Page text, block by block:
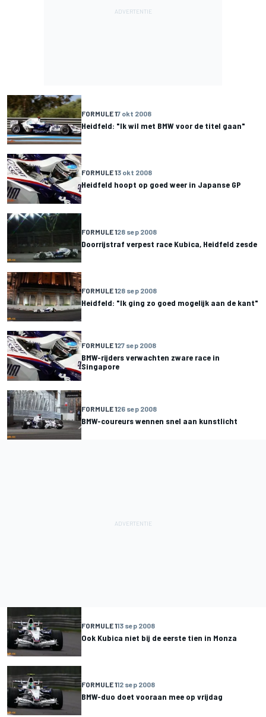
FORMULE 17 okt 2008
Heidfeld: "Ik wil met BMW voor de titel gaan"
FORMULE 13 okt 2008
Heidfeld hoopt op goed weer in Japanse GP
FORMULE 128 sep 2008
Doorrijstraf verpest race Kubica, Heidfeld zesde
FORMULE 128 sep 2008
Heidfeld: "Ik ging zo goed mogelijk aan de kant"
FORMULE 127 sep 2008
BMW-rijders verwachten zware race in
Singapore
FORMULE 126 sep 2008
BMW-coureurs wennen snel aan kunstlicht
FORMULE 113 sep 2008
Ook Kubica niet bij de eerste tien in Monza
FORMULE 112 sep 2008
BMW-duo doet vooraan mee op vrijdag